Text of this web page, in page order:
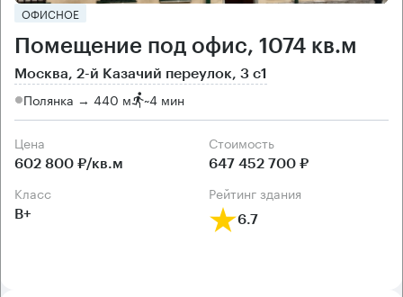
ОФИСНОЕ
Помещение под офис, 1074 кв.м
Москва, 2-й Казачий переулок, 3 с1
Полянка → 440 м ~4 мин
Цена
602 800 ₽/кв.м
Cтоимость
647 452 700 ₽
класс
B+
рейтинг здания
6.7